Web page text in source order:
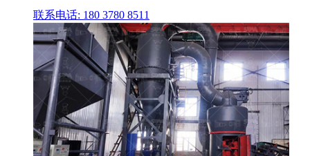
联系电话: 180 3780 8511